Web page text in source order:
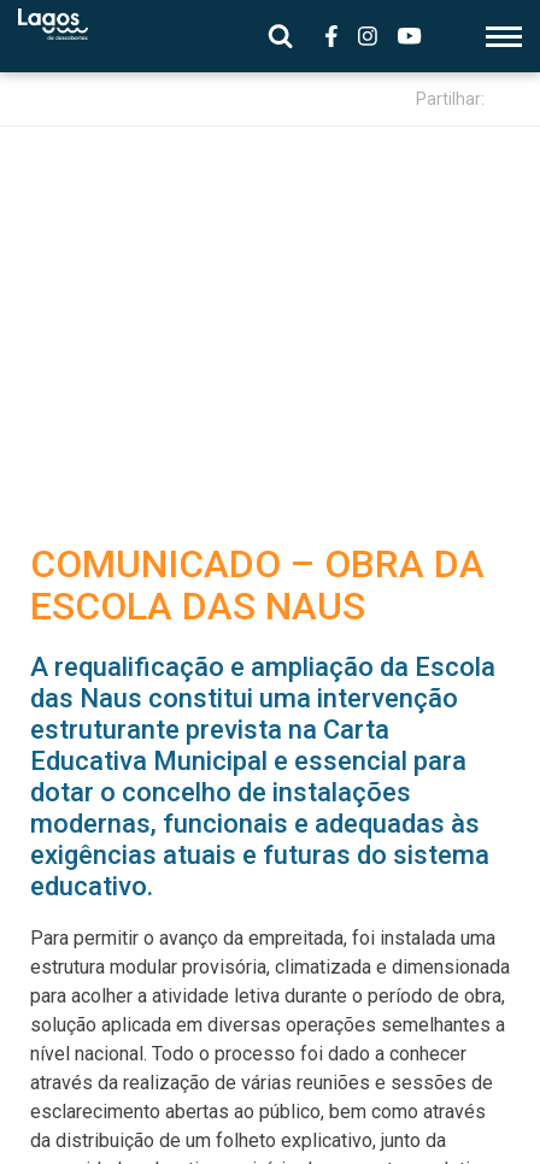
Partilhar:
COMUNICADO – OBRA DA
ESCOLA DAS NAUS
A requalificação e ampliação da Escola
das Naus constitui uma intervenção
estruturante prevista na Carta
Educativa Municipal e essencial para
dotar o concelho de instalações
modernas, funcionais e adequadas às
exigências atuais e futuras do sistema
educativo.
Para permitir o avanço da empreitada, foi instalada uma
estrutura modular provisória, climatizada e dimensionada
para acolher a atividade letiva durante o período de obra,
solução aplicada em diversas operações semelhantes a
nível nacional. Todo o processo foi dado a conhecer
através da realização de várias reuniões e sessões de
esclarecimento abertas ao público, bem como através
da distribuição de um folheto explicativo, junto da